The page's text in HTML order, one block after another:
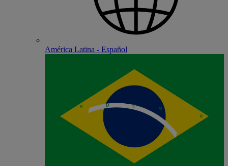
América Latina - Español